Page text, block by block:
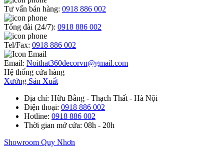
Tư vấn bán hàng: 0918 886 002
Tổng đài (24/7): 0918 886 002
Tel/Fax: 0918 886 002
Email: Noithat360decorvn@gmail.com
Hệ thống cửa hàng
Xưởng Sản Xuất
Địa chỉ: Hữu Bằng - Thạch Thất - Hà Nội
Điện thoại: 0918 886 002
Hotline: 0918 886 002
Thời gian mở cửa: 08h - 20h
Showroom Quy Nhơn